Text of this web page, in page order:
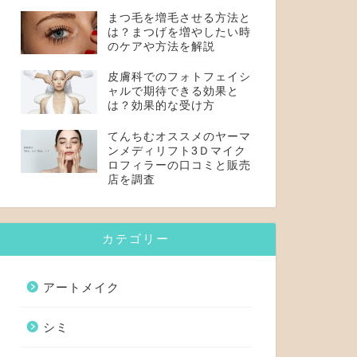
まつ毛を増毛させる方法と
は？まつげを増やしたい時
のケアや方法を解説
皮膚科でのフォトフェイシ
ャルで期待できる効果と
は？効果的な受け方
てんちむオススメのヤーマ
ンメディリフト3Ｄマイク
ロフィラーの口コミと販売
店を調査
カテゴリー
アートメイク
シミ